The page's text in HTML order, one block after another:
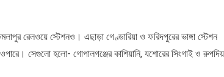
রেলওয়ে স্টেশনও। এছাড়া গেণ্ডারিয়া ও ফরিদপুরের ভাঙ্গা স্টেশন
সেগুলো হলো- গোপালগঞ্জের কাশিয়ানি, যশোরের সিংগাই ও